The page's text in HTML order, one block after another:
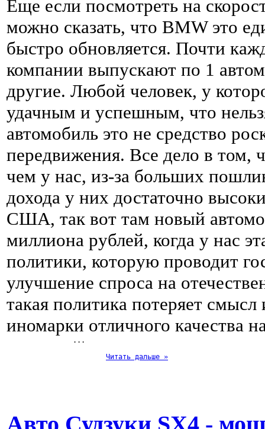
Еще если посмотреть на
можно сказать, что BMW это
быстро обновляется. Почти
компании выпускают по 1
другие. Любой человек, у
удачным и успешным, что
автомобиль это не средство
передвижения. Все дело в том,
чем у нас, из-за больших
дохода у них достаточно
США, так вот там новый
миллиона рублей, когда у нас
политики, которую проводит
улучшение спроса на
такая политика потеряет
иномарки отличного качества
...
Читать дальше »